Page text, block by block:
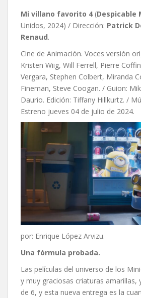
Mi villano favorito 4 (Despicable
Unidos, 2024) / Dirección: Patrick
Renaud.
Cine de Animación. Voces versión
Kristen Wiig, Will Ferrell, Pierre
Vergara, Stephen Colbert, Miranda
Fineman, Steve Coogan. / Guion:
Daurio. Edición: Tiffany Hillkurtz. /
Estreno jueves 04 de julio de 2024.
por: Enrique López Arvizu.
Una fórmula probada.
Las películas del universo de los
y muy graciosas criaturas amarillas,
de 6, y esta nueva entrega es la